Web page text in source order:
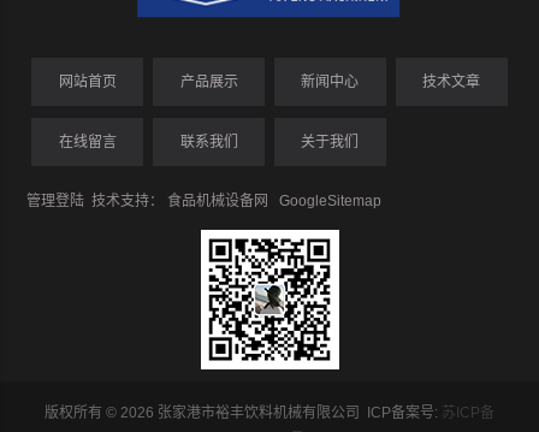
网站首页 产品展示 新闻中心 技术文章
在线留言 联系我们 关于我们
管理登陆 技术支持：食品机械设备网 GoogleSitemap
版权所有 © 2026 张家港市裕丰饮料机械有限公司 ICP备案号: 苏ICP备